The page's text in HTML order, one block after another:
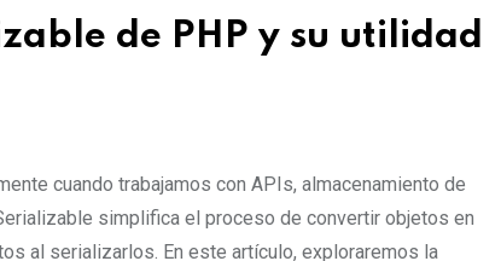
de PHP y su utilidad
cuando trabajamos con APIs, almacenamiento de
simplifica el proceso de convertir objetos en
al serializarlos. En este artículo, exploraremos la